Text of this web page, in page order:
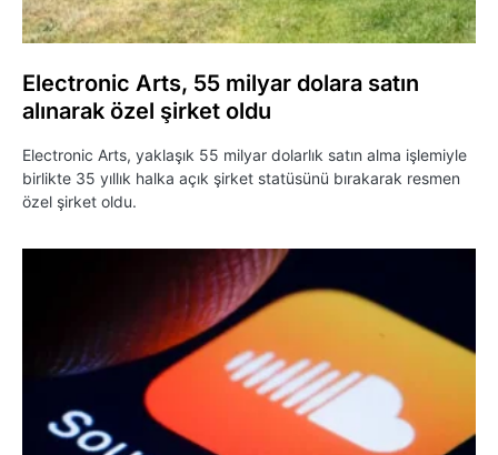
Electronic Arts, 55 milyar dolara satın
alınarak özel şirket oldu
Electronic Arts, yaklaşık 55 milyar dolarlık satın alma işlemiyle
birlikte 35 yıllık halka açık şirket statüsünü bırakarak resmen
özel şirket oldu.